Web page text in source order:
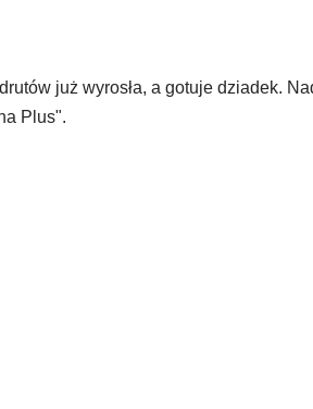
już wyrosła, a gotuje dziadek.
Plus".